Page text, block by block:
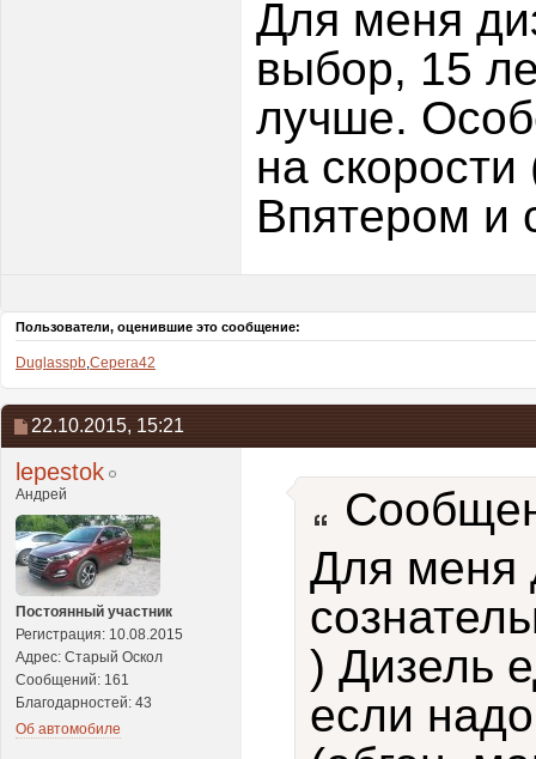
Для меня
выбор, 15
лучше.
на
Впятером и
Пользователи, оценившие это сообщение:
Duglasspb,Серега42
22.10.2015, 15:21
lepestok
Андрей
Постоянный участник
Регистрация: 10.08.2015
Адрес: Старый Оскол
Сообщений: 161
Благодарностей: 43
Об автомобиле
Для меня
) Дизель
если